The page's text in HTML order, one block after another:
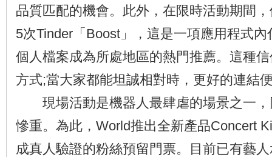
品質匹配的機會。此外，在限時活動期間
5次Tinder「Boost」，這是一項應用程式
個人檔案成為所處地區的熱門推薦。這種
方式;當大家都能坦誠相對時，更好的連結
現場活動是機器人最肆虐的場景之一，
慘重。為此，World推出全新產品Concert
成真人驗證的粉絲預留門票。目前已有藝